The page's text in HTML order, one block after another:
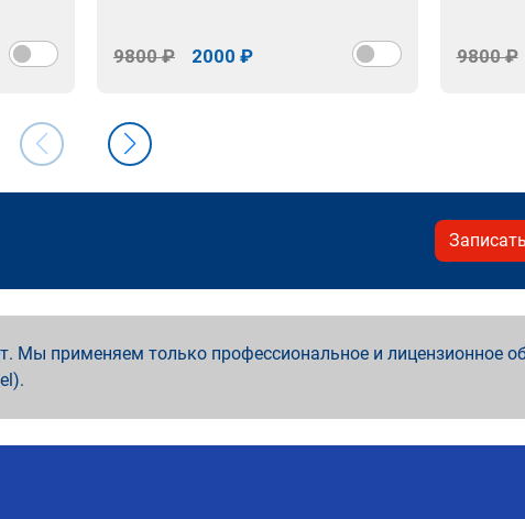
9800 ₽ 2000 ₽ 9800 ₽
применяем только профессиональное и лицензионное